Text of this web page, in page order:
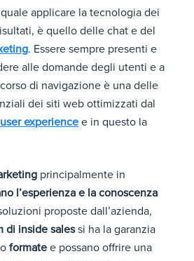
applicare la tecnologia dei
è quello delle chat e del
. Essere sempre presenti e
alle domande degli utenti e a
di navigazione è una delle
dei siti web ottimizzati dal
user experience e in questo la
principalmente in
l’esperienza e la conoscenza
proposte dall’azienda,
di inside salessi ha la garanzia
formate e possano offrire una